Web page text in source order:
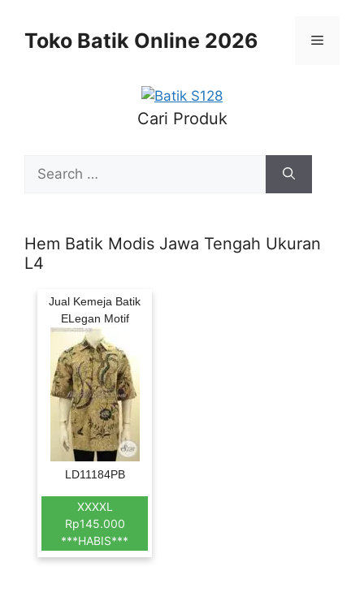
contentToko Batik Online 2026 Menu
Cari Produk
for:
Hem Batik Modis Jawa Tengah Ukuran
L4
Jual Kemeja Batik
ELegan Motif
LD11184PB
XXXXL
Rp145.000
***HABIS***